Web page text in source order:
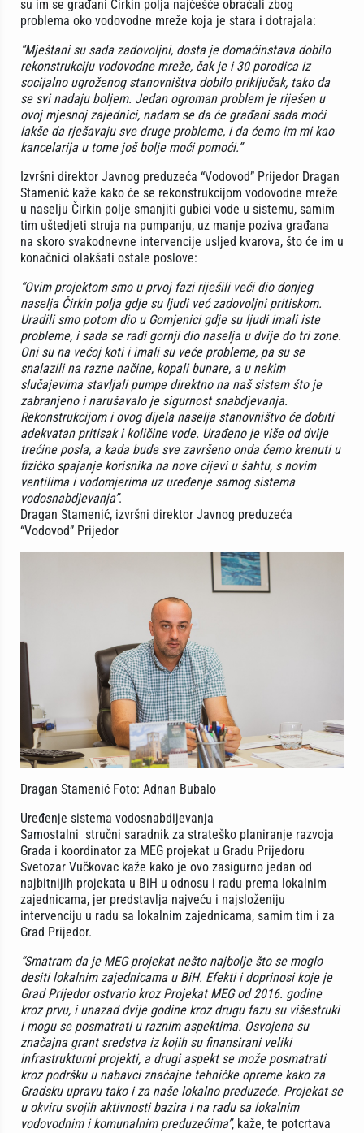
su im se građani Čirkin polja najčešće obraćali zbog
problema oko vodovodne mreže koja je stara i dotrajala:
“Mještani su sada zadovoljni, dosta je domaćinstava dobilo
rekonstrukciju vodovodne mreže, čak je i 30 porodica iz
socijalno ugroženog stanovništva dobilo priključak, tako da
se svi nadaju boljem. Jedan ogroman problem je riješen u
ovoj mjesnoj zajednici, nadam se da će građani sada moći
lakše da rješavaju sve druge probleme, i da ćemo im mi kao
kancelarija u tome još bolje moći pomoći.”
Izvršni direktor Javnog preduzeća “Vodovod” Prijedor Dragan
Stamenić kaže kako će se rekonstrukcijom vodovodne mreže
u naselju Čirkin polje smanjiti gubici vode u sistemu, samim
tim uštedjeti struja na pumpanju, uz manje poziva građana
na skoro svakodnevne intervencije usljed kvarova, što će im u
konačnici olakšati ostale poslove:
“Ovim projektom smo u prvoj fazi riješili veći dio donjeg
naselja Čirkin polja gdje su ljudi već zadovoljni pritiskom.
Uradili smo potom dio u Gomjenici gdje su ljudi imali iste
probleme, i sada se radi gornji dio naselja u dvije do tri zone.
Oni su na većoj koti i imali su veće probleme, pa su se
snalazili na razne načine, kopali bunare, a u nekim
slučajevima stavljali pumpe direktno na naš sistem što je
zabranjeno i narušavalo je sigurnost snabdjevanja.
Rekonstrukcijom i ovog dijela naselja stanovništvo će dobiti
adekvatan pritisak i količine vode. Urađeno je više od dvije
trećine posla, a kada bude sve završeno onda ćemo krenuti u
fizičko spajanje korisnika na nove cijevi u šahtu, s novim
ventilima i vodomjerima uz uređenje samog sistema
vodosnabdjevanja”.
Dragan Stamenić, izvršni direktor Javnog preduzeća
“Vodovod” Prijedor
Dragan Stamenić Foto: Adnan Bubalo
Uređenje sistema vodosnabdijevanja
Samostalni stručni saradnik za strateško planiranje razvoja
Grada i koordinator za MEG projekat u Gradu Prijedoru
Svetozar Vučkovac kaže kako je ovo zasigurno jedan od
najbitnijih projekata u BiH u odnosu i radu prema lokalnim
zajednicama, jer predstavlja najveću i najsloženiju
intervenciju u radu sa lokalnim zajednicama, samim tim i za
Grad Prijedor.
“Smatram da je MEG projekat nešto najbolje što se moglo
desiti lokalnim zajednicama u BiH. Efekti i doprinosi koje je
Grad Prijedor ostvario kroz Projekat MEG od 2016. godine
kroz prvu, i unazad dvije godine kroz drugu fazu su višestruki
i mogu se posmatrati u raznim aspektima. Osvojena su
značajna grant sredstva iz kojih su finansirani veliki
infrastrukturni projekti, a drugi aspekt se može posmatrati
kroz podršku u nabavci značajne tehničke opreme kako za
Gradsku upravu tako i za naše lokalno preduzeće. Projekat se
u okviru svojih aktivnosti bazira i na radu sa lokalnim
vodovodnim i komunalnim preduzećima”, kaže, te potcrtava